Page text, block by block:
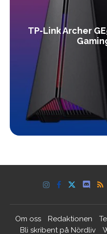
TP-Link Archer
Om oss Redaktionen
Bli skribent på Nördliv